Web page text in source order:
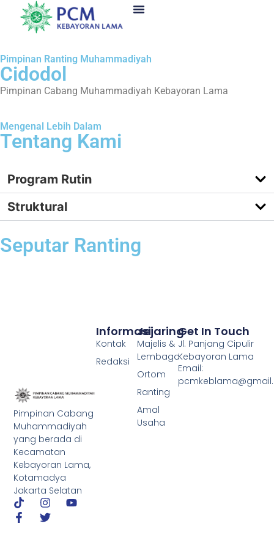
Pimpinan Ranting Muhammadiyah
Cidodol
Pimpinan Cabang Muhammadiyah Kebayoran Lama
Mengenal Lebih Dalam
Tentang Kami
Program Rutin
Struktural
Seputar Ranting
Pimpinan Cabang
Muhammadiyah
yang berada di
Kecamatan
Kebayoran Lama,
Kotamadya
Jakarta Selatan
Jejaring
Majelis &
Lembaga
Ortom
Ranting
Amal
Usaha
Informasi
Kontak
Redaksi
Get In Touch
Jl. Panjang Cipulir
Kebayoran Lama
Email: